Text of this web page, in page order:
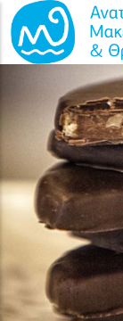
Παράκαμψη προς